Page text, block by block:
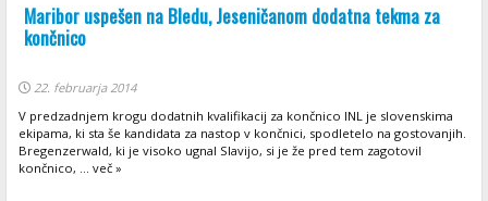
Maribor uspešen na Bledu, Jeseničanom dodatna tekma za
končnico
22. februarja 2014
V predzadnjem krogu dodatnih kvalifikacij za končnico INL je slovenskima
ekipama, ki sta še kandidata za nastop v končnici, spodletelo na gostovanjih.
Bregenzerwald, ki je visoko ugnal Slavijo, si je že pred tem zagotovil
končnico, ... več »